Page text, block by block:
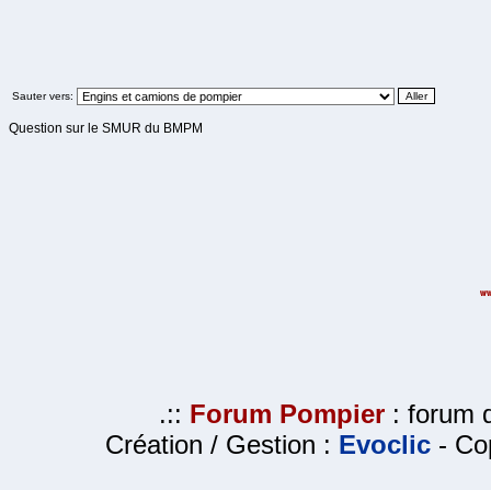
Sauter vers:
Question sur le SMUR du BMPM
.:: Forum Pompier : forum
Création / Gestion : Evoclic -